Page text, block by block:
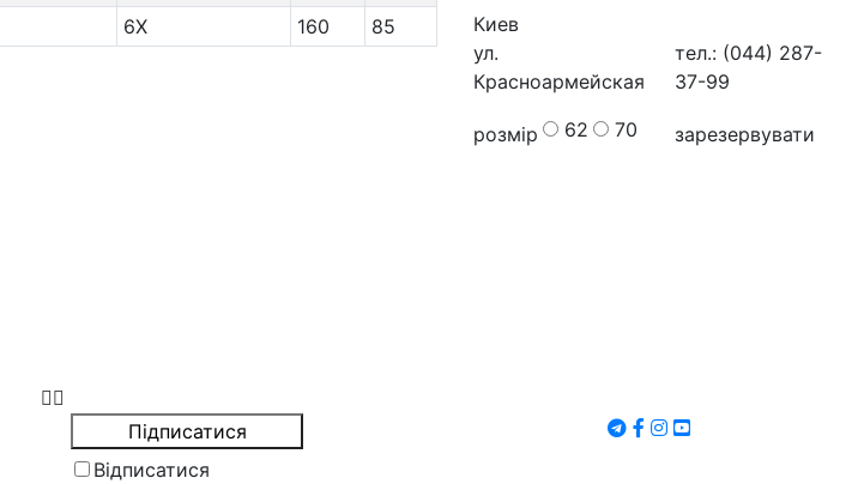
6X 160 85
Киев
ул.
Красноармейская
тел.: (044) 287-
37-99
розмір 62 70 зарезервувати
Відписатися